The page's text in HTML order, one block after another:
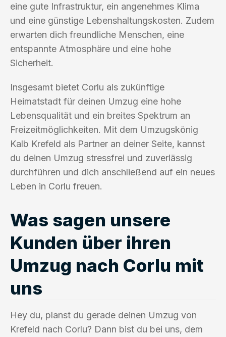
eine gute Infrastruktur, ein angenehmes Klima
und eine günstige Lebenshaltungskosten. Zudem
erwarten dich freundliche Menschen, eine
entspannte Atmosphäre und eine hohe
Sicherheit.
Insgesamt bietet Corlu als zukünftige
Heimatstadt für deinen Umzug eine hohe
Lebensqualität und ein breites Spektrum an
Freizeitmöglichkeiten. Mit dem Umzugskönig
Kalb Krefeld als Partner an deiner Seite, kannst
du deinen Umzug stressfrei und zuverlässig
durchführen und dich anschließend auf ein neues
Leben in Corlu freuen.
Was sagen unsere
Kunden über ihren
Umzug nach Corlu mit
uns
Hey du, planst du gerade deinen Umzug von
Krefeld nach Corlu? Dann bist du bei uns, dem